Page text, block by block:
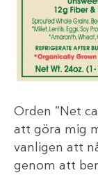
Orden ”Net
att göra mig
vanligen att
genom att